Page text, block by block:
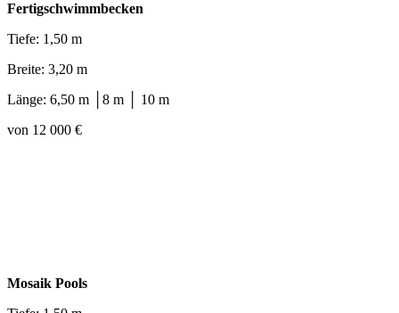
Fertigschwimmbecken
Tiefe: 1,50 m
Breite: 3,20 m
Länge: 6,50 m │8 m │ 10 m
von 12 000 €
Mosaik Pools